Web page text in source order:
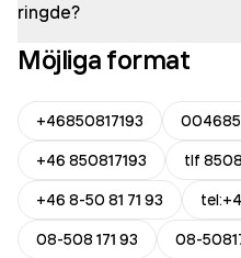
ringde?
Möjliga format
+46850817193
+46 850817193
tlf
+46 8-50 81 71 93
08-508 171 93
08-